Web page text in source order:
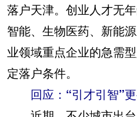
落户天津。创业人才无
智能、生物医药、新能
业领域重点企业的急需
定落户条件。
回应：“引才引智”更